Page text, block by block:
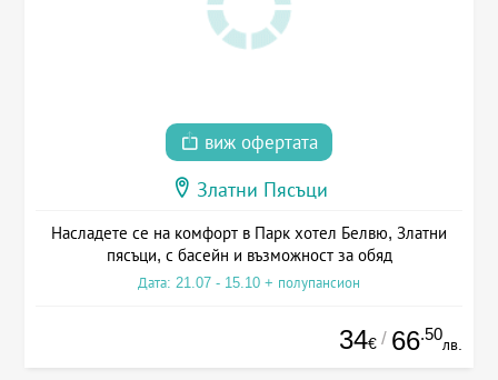
виж офертата
Златни Пясъци
Насладете се на комфорт в Парк хотел Белвю, Златни
пясъци, с басейн и възможност за обяд
Дата: 21.07 - 15.10 + полупансион
34€ / 66.50
лв.